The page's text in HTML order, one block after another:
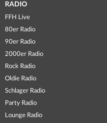
RADIO
FFH Live
80er Radio
90er Radio
2000er Radio
Rock Radio
Oldie Radio
Schlager Radio
Party Radio
Lounge Radio